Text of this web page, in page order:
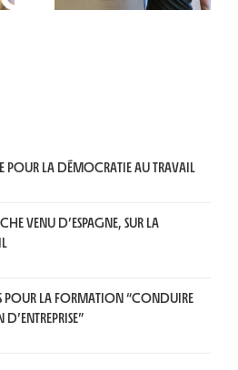
POUR LA DÉMOCRATIE AU TRAVAIL
VENU D’ESPAGNE, SUR LA
POUR LA FORMATION “CONDUIRE